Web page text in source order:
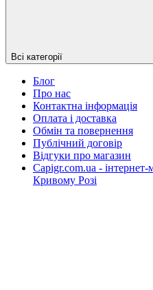
Всі категорії
Блог
Про нас
Контактна інформація
Оплата і доставка
Обмін та повернення
Публічний договір
Відгуки про магазин
Capigr.com.ua - інтернет-
Кривому Розі